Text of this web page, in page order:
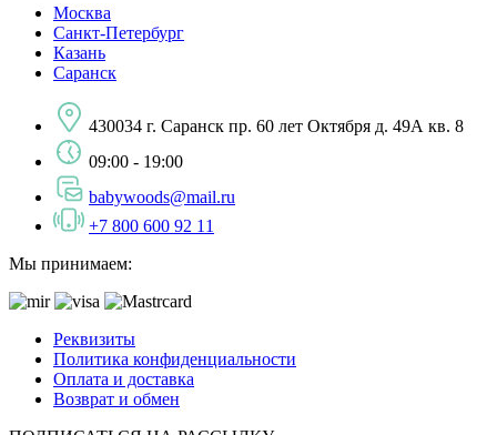
Москва
Санкт-Петербург
Казань
Саранск
430034 г. Саранск пр. 60 лет Октября д. 49А кв. 8
09:00 - 19:00
babywoods@mail.ru
+7 800 600 92 11
Мы принимаем:
Реквизиты
Политика конфиденциальности
Оплата и доставка
Возврат и обмен